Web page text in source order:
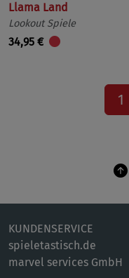
Llama Land
Lookout Spiele
34,95 €
1
KUNDENSERVICE
spieletastisch.de
marvel services GmbH